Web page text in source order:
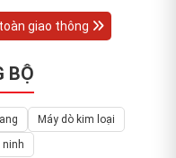
giao thông
BỘ
Máy dò kim loại
ninh